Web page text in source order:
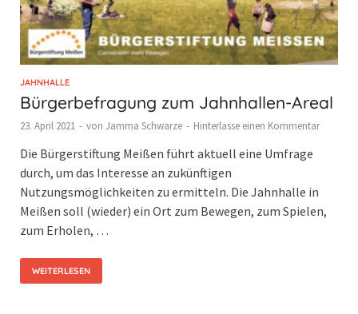
JAHNHALLE
Bürgerbefragung zum Jahnhallen-Areal
23. April 2021 - von Jamma Schwarze - Hinterlasse einen Kommentar
Die Bürgerstiftung Meißen führt aktuell eine Umfrage
durch, um das Interesse an zukünftigen
Nutzungsmöglichkeiten zu ermitteln. Die Jahnhalle in
Meißen soll (wieder) ein Ort zum Bewegen, zum Spielen,
zum Erholen, …
WEITERLESEN